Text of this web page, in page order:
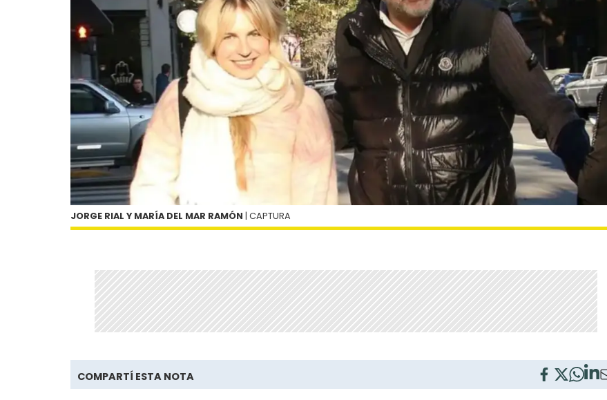
JORGE RIAL Y MARÍA DEL MAR RAMÓN | CAPTURA
COMPARTÍ ESTA NOTA